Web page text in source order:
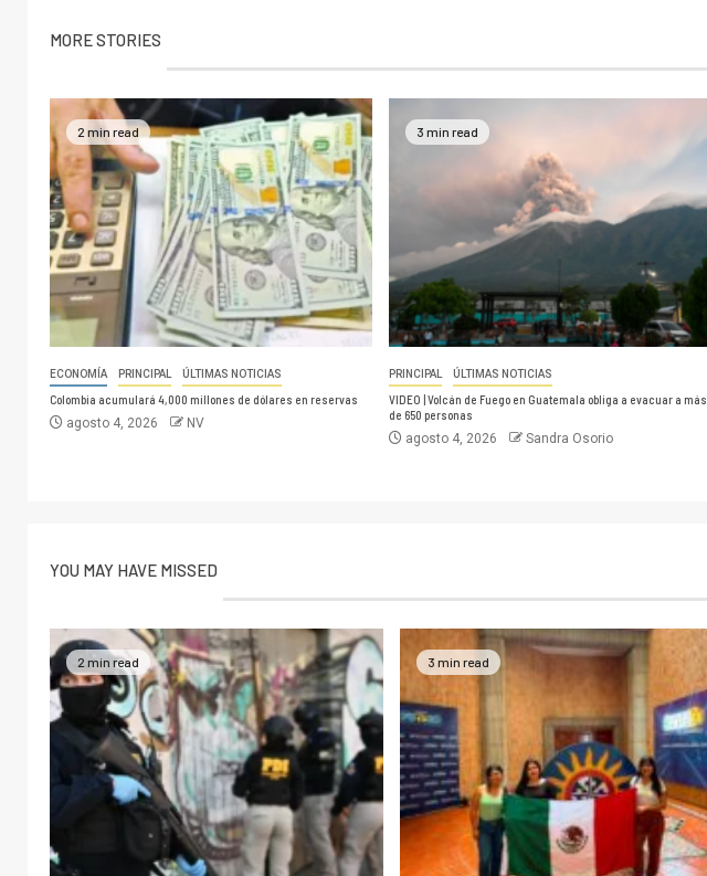
MORE STORIES
2 min read
ECONOMÍA PRINCIPAL ÚLTIMAS NOTICIAS
Colombia acumulará 4,000 millones de dólares en reservas
agosto 4, 2026 NV
3 min read
PRINCIPAL ÚLTIMAS NOTICIAS
VIDEO | Volcán de Fuego en Guatemala obliga a evacuar a más
de 650 personas
agosto 4, 2026 Sandra Osorio
YOU MAY HAVE MISSED
2 min read 3 min read